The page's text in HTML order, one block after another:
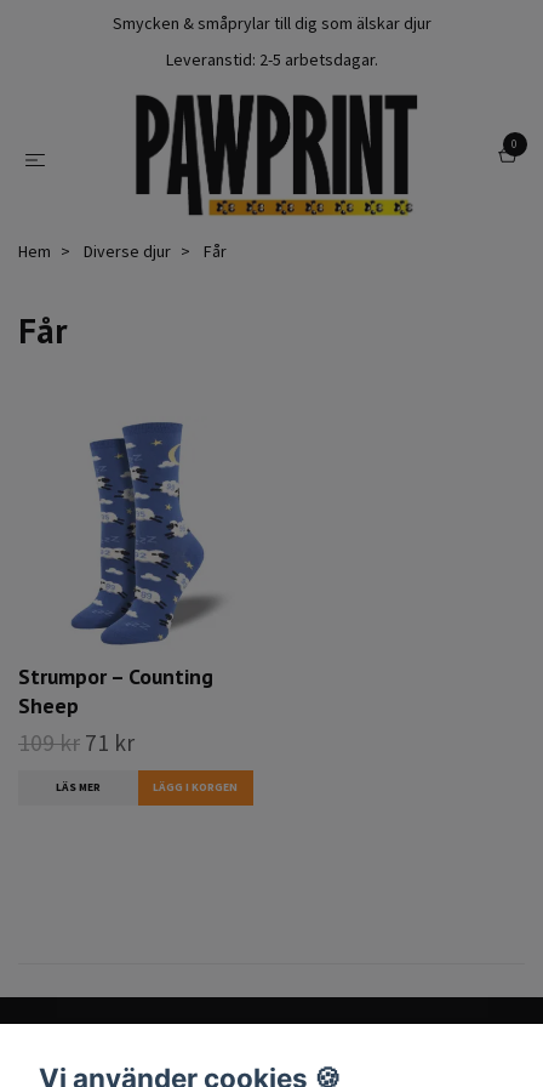
Smycken & småprylar till dig som älskar djur
Leveranstid: 2-5 arbetsdagar.
0
Hem Diverse djur Får
Får
Strumpor – Counting
Sheep
109 kr 71 kr
LÄS MER
Vi använder cookies 🍪